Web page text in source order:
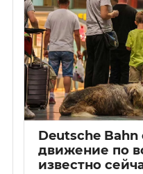
Deutsche Bahn
движение по
известно